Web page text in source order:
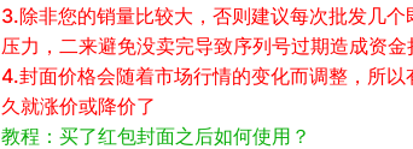
3.除非您的销量比较大，否则建议每次批发几个
压力，二来避免没卖完导致序列号过期造成资金
4.封面价格会随着市场行情的变化而调整，所以
久就涨价或降价了
教程：买了红包封面之后如何使用？